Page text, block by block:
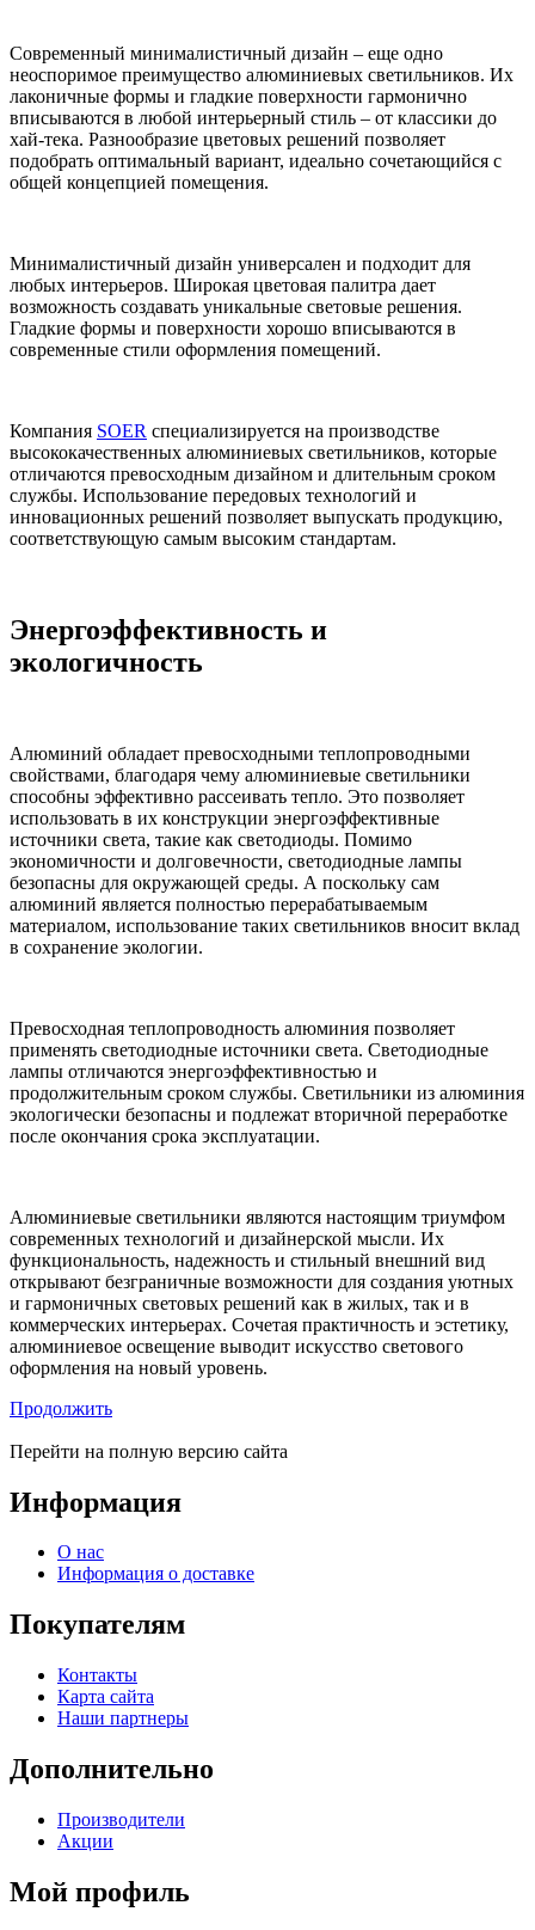
Современный минималистичный дизайн – еще одно
неоспоримое преимущество алюминиевых светильников. Их
лаконичные формы и гладкие поверхности гармонично
вписываются в любой интерьерный стиль – от классики до
хай-тека. Разнообразие цветовых решений позволяет
подобрать оптимальный вариант, идеально сочетающийся с
общей концепцией помещения.
Минималистичный дизайн универсален и подходит для
любых интерьеров. Широкая цветовая палитра дает
возможность создавать уникальные световые решения.
Гладкие формы и поверхности хорошо вписываются в
современные стили оформления помещений.
Компания SOER специализируется на производстве
высококачественных алюминиевых светильников, которые
отличаются превосходным дизайном и длительным сроком
службы. Использование передовых технологий и
инновационных решений позволяет выпускать продукцию,
соответствующую самым высоким стандартам.
Энергоэффективность и
экологичность
Алюминий обладает превосходными теплопроводными
свойствами, благодаря чему алюминиевые светильники
способны эффективно рассеивать тепло. Это позволяет
использовать в их конструкции энергоэффективные
источники света, такие как светодиоды. Помимо
экономичности и долговечности, светодиодные лампы
безопасны для окружающей среды. А поскольку сам
алюминий является полностью перерабатываемым
материалом, использование таких светильников вносит вклад
в сохранение экологии.
Превосходная теплопроводность алюминия позволяет
применять светодиодные источники света. Светодиодные
лампы отличаются энергоэффективностью и
продолжительным сроком службы. Светильники из алюминия
экологически безопасны и подлежат вторичной переработке
после окончания срока эксплуатации.
Алюминиевые светильники являются настоящим триумфом
современных технологий и дизайнерской мысли. Их
функциональность, надежность и стильный внешний вид
открывают безграничные возможности для создания уютных
и гармоничных световых решений как в жилых, так и в
коммерческих интерьерах. Сочетая практичность и эстетику,
алюминиевое освещение выводит искусство светового
оформления на новый уровень.
Продолжить
Перейти на полную версию сайта
Информация
О нас
Информация о доставке
Покупателям
Контакты
Карта сайта
Наши партнеры
Дополнительно
Производители
Акции
Мой профиль